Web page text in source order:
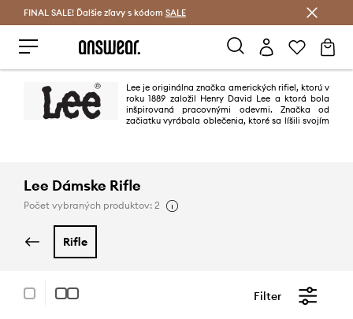
Šetrite s Answear Club >
FINAL SALE! Ďalšie zľavy s kódom SALE
Lee je originálna značka amerických rifiel, ktorú v
roku 1889 založil Henry David Lee a ktorá bola
inšpirovaná pracovnými odevmi. Značka od
začiatku vyrábala oblečenia, ktoré sa líšili svojím
Lee Dámske Rifle
Počet vybraných produktov: 2
rifle
Filter